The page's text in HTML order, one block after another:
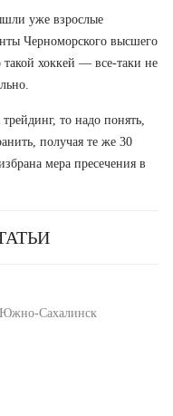
уже взрослые
Черноморского высшего
хоккей — все-таки не
то надо понять,
получая те же 30
мера пресечения в
Южно-Сахалинск